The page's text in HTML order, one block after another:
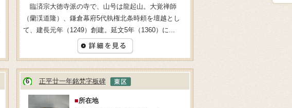
臨済宗大徳寺派の寺で、山号は龍起山。大覚禅師
（蘭渓道隆）、鎌倉幕府5代執権北条時頼を壇越とし
て、建長元年（1249）創建。延文5年（1360）に...
6 正平廿一年銘梵字板碑
■所在地